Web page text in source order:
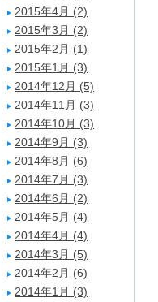
2015年4月 (2)
2015年3月 (2)
2015年2月 (1)
2015年1月 (3)
2014年12月 (5)
2014年11月 (3)
2014年10月 (3)
2014年9月 (3)
2014年8月 (6)
2014年7月 (3)
2014年6月 (2)
2014年5月 (4)
2014年4月 (4)
2014年3月 (5)
2014年2月 (6)
2014年1月 (3)